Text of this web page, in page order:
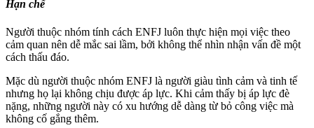
Hạn chế
Người thuộc nhóm tính cách ENFJ luôn thực hiện mọi việc theo
cảm quan nên dễ mắc sai lầm, bởi không thể nhìn nhận vấn đề một
cách thấu đáo.
Mặc dù người thuộc nhóm ENFJ là người giàu tình cảm và tinh tế
nhưng họ lại không chịu được áp lực. Khi cảm thấy bị áp lực đè
nặng, những người này có xu hướng dễ dàng từ bỏ công việc mà
không cố gắng thêm.